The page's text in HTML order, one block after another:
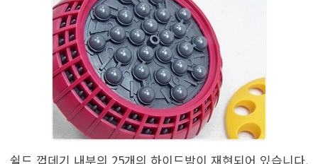
쉴드 껍데기 내부의 25개의 하이드밤이 재현되어 있습니다.